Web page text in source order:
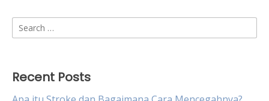
Search
for:
Recent Posts